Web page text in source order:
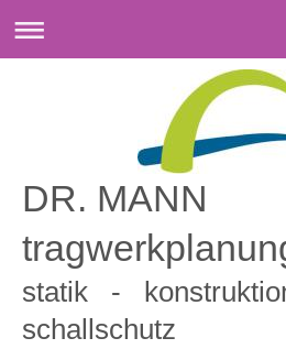
DR. MANN
statik -
schallschutz